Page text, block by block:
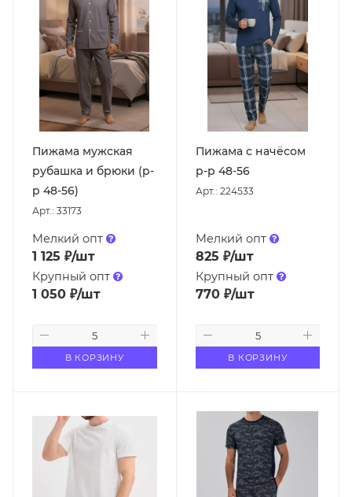
Пижама мужская
рубашка и брюки (р-
р 48-56)
Арт.: 33173
Мелкий опт
1 125 ₽/шт
Крупный опт
1 050 ₽/шт
В КОРЗИНУ
Пижама с начёсом
р-р 48-56
Арт.: 224533
Мелкий опт
825 ₽/шт
Крупный опт
770₽/шт
В КОРЗИНУ